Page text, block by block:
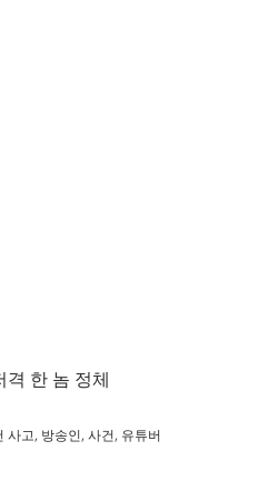
격 한 놈 정체
사고, 방송인, 사건, 유튜버